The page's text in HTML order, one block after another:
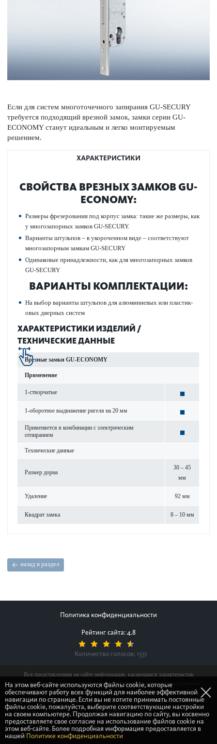
Если для систем многоточечного запирания GU-SECURY
требуется подходящий врезной замок, замки серии GU-
ECONOMY станут идеальным и легко монтируемым
решением.
ХАРАКТЕРИСТИКИ
СВОЙСТВА ВРЕЗНЫХ ЗАМКОВ GU-
ECONOMY:
Размеры фрез­ер­ования под корпус замка: такие же размеры, как
у многозапорных замков GU-SECURY.
Вар­ианты штульпов – в укор­оченном виде – соотв­е­тствуют
многозапорным замкам GU-SECURY
Одина­ковые принадлежности, как для многозапорных замков
GU-SECURY
ВАР­ИАНТЫ КОМПЛЕКТАЦИИ:
На выбор вар­ианты штульпов для алюминиевых или пла­сти­к­
овых дверных систем
ХАР­АКТЕР­И­С­ТИКИ ИЗДЕЛИЙ /
ТЕХНИЧЕСКИЕ ДАННЫЕ
Врезные замки GU-ECONOMY
Применение
1-створ­чатые
1-обор­отное выдвижение ригеля на 20 мм
Применяется в комб­инации с электрическим
отпиранием
Технические данные
Размер дорна
30 – 45
мм
Уда­л­ение 92 мм
Квадрат замка 8 – 10 мм
назад в раздел
Политика конфиденциальности
Рейтинг сайта: 4.8
Количество голосов: 1531
Вся представленная на сайте информация, касающаяся характеристик
продуктов, наличия на складе, стоимости товаров, носит информационный
характер и ни при каких условиях не является публичной офертой,
определяемой положениями Статьи 437(2) Гражданского кодекса Российской
Федерации.
© Gretsch-Unitas group
На этом веб-сайте используются файлы cookie, которые
обеспечивают работу всех функций для наиболее эффективной
навигации по странице. Если вы не хотите принимать постоянные
файлы cookie, пожалуйста, выберите соответствующие настройки
на своем компьютере. Продолжая навигацию по сайту, вы косвенно
предоставляете свое согласие на использование файлов cookie на
этом веб-сайте. Более подробная информация предоставляется в
нашей Политике конфиденциальности